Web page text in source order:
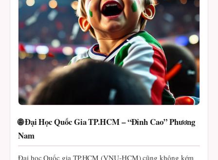
🌐 Đại Học Quốc Gia TP.HCM – “Đỉnh Cao” Phương
Nam
Đại học Quốc gia TP.HCM (VNU-HCM) cũng không kém